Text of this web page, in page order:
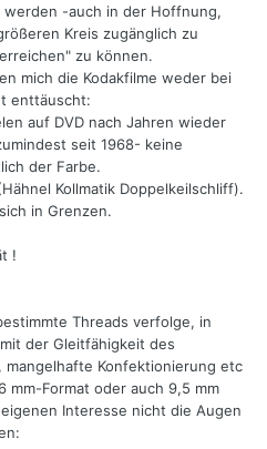
-auch in der Hoffnung,
Kreis zugänglich zu
zu können.
mich die Kodakfilme weder bei
enttäuscht:
auf DVD nach Jahren wieder
seit 1968- keine
der Farbe.
Kollmatik Doppelkeilschliff).
in Grenzen.
!
Threads verfolge, in
der Gleitfähigkeit des
mangelhafte Konfektionierung etc
mm-Format oder auch 9,5 mm
Interesse nicht die Augen